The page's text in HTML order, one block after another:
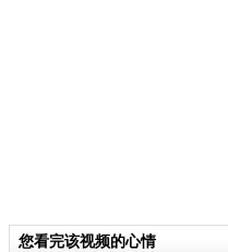
您看完该视频的心情